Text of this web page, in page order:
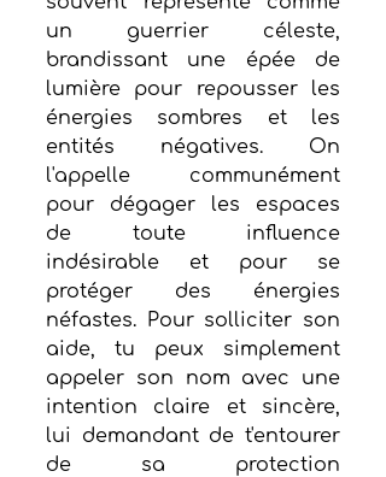
un guerrier céleste,
brandissant une épée de
lumière pour repousser les
énergies sombres et les
entités négatives. On
l'appelle communément
pour dégager les espaces
de toute influence
indésirable et pour se
protéger des énergies
néfastes. Pour solliciter son
aide, tu peux simplement
appeler son nom avec une
intention claire et sincère,
lui demandant de t'entourer
de sa protection